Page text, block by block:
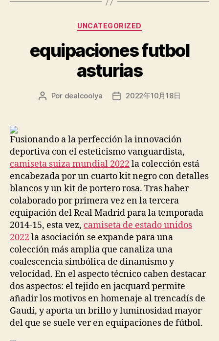
Categorías
UNCATEGORIZED
equipaciones futbol
asturias
Autor
Por dealcoolya
Fecha2022年10月18日
Fusionando a la perfección la innovación
deportiva con el esteticismo vanguardista,
camiseta suiza mundial 2022 la colección está
encabezada por un cuarto kit negro con detalles
blancos y un kit de portero rosa. Tras haber
colaborado por primera vez en la tercera
equipación del Real Madrid para la temporada
2014-15, esta vez, camiseta de estado unidos
2022 la asociación se expande para una
colección más amplia que canaliza una
coalescencia simbólica de dinamismo y
velocidad. En el aspecto técnico caben destacar
dos aspectos: el tejido en jacquard permite
añadir los motivos en homenaje al trencadís de
Gaudí, y aporta un brillo y luminosidad mayor
del que se suele ver en equipaciones de fútbol.